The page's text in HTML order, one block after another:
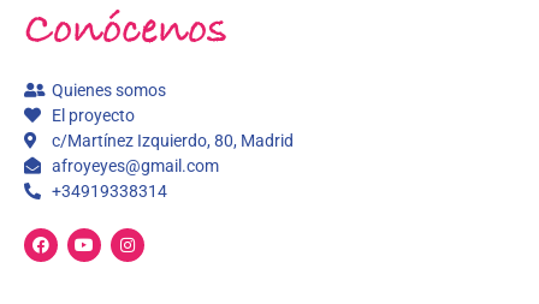
Conócenos
Quienes somos
El proyecto
c/Martínez Izquierdo, 80, Madrid
afroyeyes@gmail.com
+34919338314